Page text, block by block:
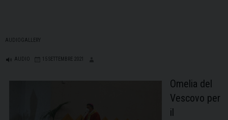
AUDIOGALLERY
AUDIO 15 SETTEMBRE 2021
Omelia del
Vescovo per
il